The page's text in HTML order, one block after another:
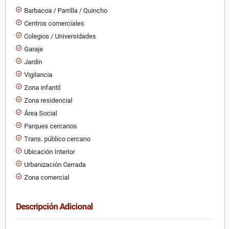
Barbacoa / Parrilla / Quincho
Centros comerciales
Colegios / Universidades
Garaje
Jardín
Vigilancia
Zona infantil
Zona residencial
Área Social
Parques cercanos
Trans. público cercano
Ubicación Interior
Urbanización Cerrada
Zona comercial
Descripción Adicional